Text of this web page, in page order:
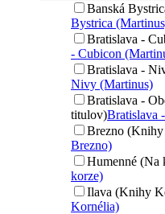
Banská
Bystrica
Bratislava -
- Cubicon
Bratislava -
Nivy (Martinus)
Bratislava -
titulov)Bratislava
Brezno
Brezno)
Humenné (Na
korze)
Ilava (Knihy
Kornélia)